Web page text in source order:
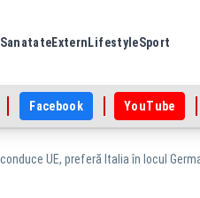
SanatateExtern LifestyleSport
Facebook YouTube